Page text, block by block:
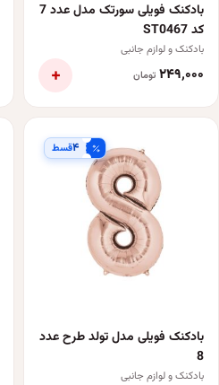
بادکنک فویلی سورتک مدل عدد 7
کد ST0467
بادکنک و لوازم جانبی
۲۴۹٬۰۰۰ تومان +
۴قسط
بادکنک فویلی مدل تولد طرح عدد
8
بادکنک و لوازم جانبی